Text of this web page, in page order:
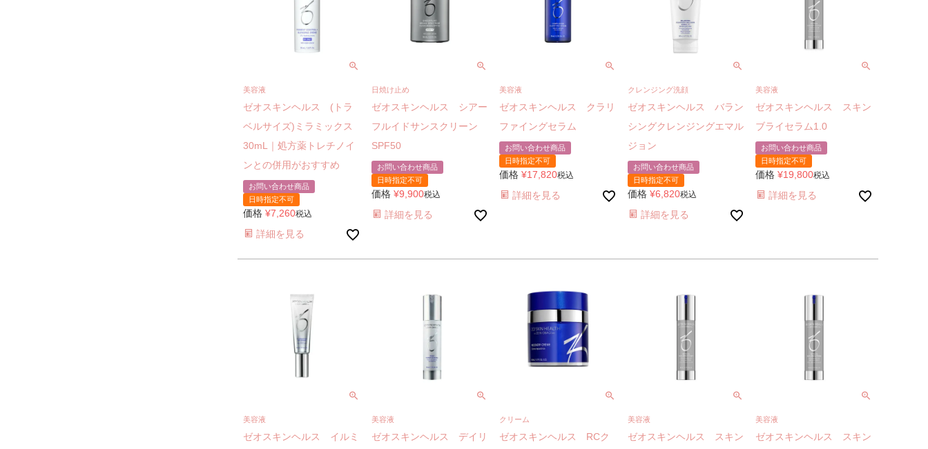
美容液
ゼオスキンヘルス (トラ
ベルサイズ)ミラミックス
30mL｜処方薬トレチノイ
ンとの併用がおすすめ
お問い合わせ商品
日時指定不可
価格 ¥7,260税込
詳細を見る
日焼け止め
ゼオスキンヘルス シアー
フルイドサンスクリーン
SPF50
お問い合わせ商品
日時指定不可
価格 ¥9,900税込
詳細を見る
美容液
ゼオスキンヘルス クラリ
ファイングセラム
お問い合わせ商品
日時指定不可
価格 ¥17,820税込
詳細を見る
クレンジング洗顔
ゼオスキンヘルス バラン
シングクレンジングエマル
ジョン
お問い合わせ商品
日時指定不可
価格 ¥6,820税込
詳細を見る
美容液
ゼオスキンヘルス スキン
ブライセラム1.0
お問い合わせ商品
日時指定不可
価格 ¥19,800税込
詳細を見る
美容液
ゼオスキンヘルス イルミ
美容液
ゼオスキンヘルス デイリ
クリーム
ゼオスキンヘルス RCク
美容液
ゼオスキンヘルス スキン
美容液
ゼオスキンヘルス スキン